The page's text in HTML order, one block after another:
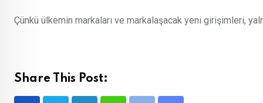
Çünkü ülkemin markaları ve markalaşacak yeni girişimleri,
Share This Post: